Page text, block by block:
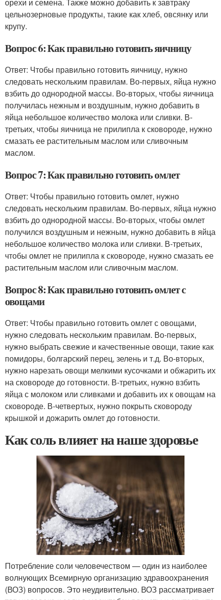
орехи и семена. Также можно добавить к завтраку
цельнозерновые продукты, такие как хлеб, овсянку или
крупу.
Вопрос 6: Как правильно готовить яичницу
Ответ: Чтобы правильно готовить яичницу, нужно
следовать нескольким правилам. Во-первых, яйца нужно
взбить до однородной массы. Во-вторых, чтобы яичница
получилась нежным и воздушным, нужно добавить в
яйца небольшое количество молока или сливки. В-
третьих, чтобы яичница не прилипла к сковороде, нужно
смазать ее растительным маслом или сливочным
маслом.
Вопрос 7: Как правильно готовить омлет
Ответ: Чтобы правильно готовить омлет, нужно
следовать нескольким правилам. Во-первых, яйца нужно
взбить до однородной массы. Во-вторых, чтобы омлет
получился воздушным и нежным, нужно добавить в яйца
небольшое количество молока или сливки. В-третьих,
чтобы омлет не прилипла к сковороде, нужно смазать ее
растительным маслом или сливочным маслом.
Вопрос 8: Как правильно готовить омлет с
овощами
Ответ: Чтобы правильно готовить омлет с овощами,
нужно следовать нескольким правилам. Во-первых,
нужно выбрать свежие и качественные овощи, такие как
помидоры, болгарский перец, зелень и т.д. Во-вторых,
нужно нарезать овощи мелкими кусочками и обжарить их
на сковороде до готовности. В-третьих, нужно взбить
яйца с молоком или сливками и добавить их к овощам на
сковороде. В-четвертых, нужно покрыть сковороду
крышкой и дожарить омлет до готовности.
Как соль влияет на наше здоровье
Потребление соли человечеством — один из наиболее
волнующих Всемирную организацию здравоохранения
(ВОЗ) вопросов. Это неудивительно. ВОЗ рассматривает